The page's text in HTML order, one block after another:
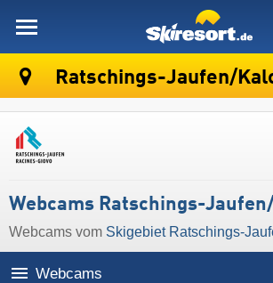
Ratschings-Jaufen/​
Webcams Ratschings-
Webcams vom Skigebiet Ratschings-
Webcams